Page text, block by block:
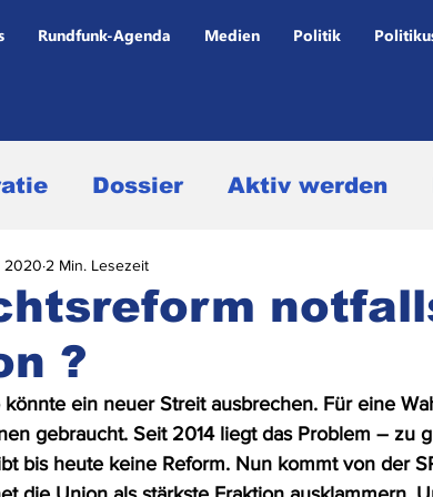
Rundfunk-Agenda Medien Politik
Dossier Aktiv werden
und Personal
-gebühren Politikus Medien
?
2020 2 Min. Lesezeit
ein neuer Streit ausbrechen. Für eine
gebraucht. Seit 2014 liegt das Problem – zu
bis heute keine Reform. Nun kommt von der